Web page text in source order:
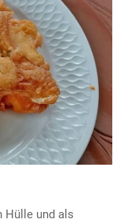
Hülle und als